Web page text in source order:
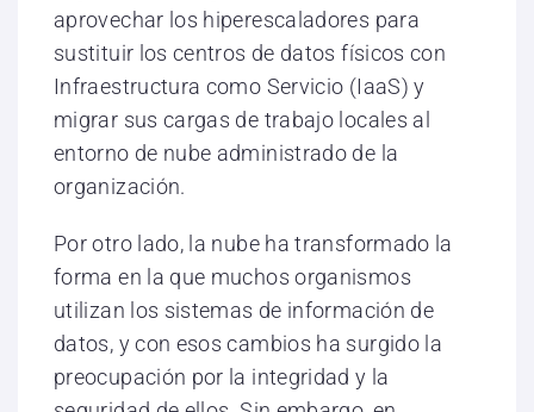
aprovechar los hiperescaladores para
sustituir los centros de datos físicos con
Infraestructura como Servicio (IaaS) y
migrar sus cargas de trabajo locales al
entorno de nube administrado de la
organización.
Por otro lado, la nube ha transformado la
forma en la que muchos organismos
utilizan los sistemas de información de
datos, y con esos cambios ha surgido la
preocupación por la integridad y la